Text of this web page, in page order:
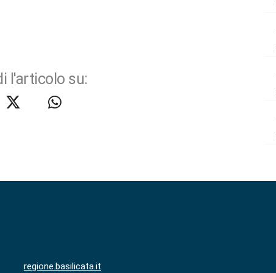
l'articolo su:
regione.basilicata.it